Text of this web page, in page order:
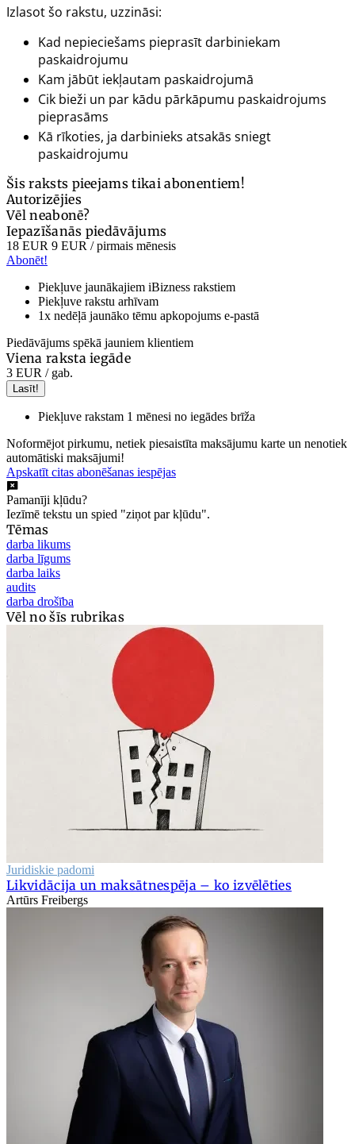
Izlasot šo rakstu, uzzināsi:
Kad nepieciešams pieprasīt darbiniekam
paskaidrojumu
Kam jābūt iekļautam paskaidrojumā
Cik bieži un par kādu pārkāpumu paskaidrojums
pieprasāms
Kā rīkoties, ja darbinieks atsakās sniegt
paskaidrojumu
Šis raksts pieejams tikai abonentiem!
Autorizējies
Vēl neabonē?
Iepazīšanās piedāvājums
18 EUR 9 EUR / pirmais mēnesis
Abonēt!
Piekļuve jaunākajiem iBizness rakstiem
Piekļuve rakstu arhīvam
1x nedēļā jaunāko tēmu apkopojums e-pastā
Piedāvājums spēkā jauniem klientiem
Viena raksta iegāde
3 EUR / gab.
Lasīt!
Piekļuve rakstam 1 mēnesi no iegādes brīža
Noformējot pirkumu, netiek piesaistīta maksājumu karte un nenotiek
automātiski maksājumi!
Apskatīt citas abonēšanas iespējas
Pamanīji kļūdu?
Iezīmē tekstu un spied "ziņot par kļūdu".
Tēmas
darba likums
darba līgums
darba laiks
audits
darba drošība
Vēl no šīs rubrikas
Juridiskie padomi
Likvidācija un maksātnespēja – ko izvēlēties
Artūrs Freibergs